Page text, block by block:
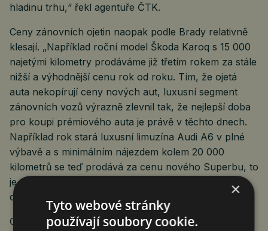
hladinu trhu,“ řekl agentuře ČTK.
Ceny zánovních ojetin naopak podle Brady relativně
klesají. „Například roční model Škoda Karoq s 15 000
najetými kilometry prodáváme již třetím rokem za stále
nižší a výhodnější cenu rok od roku. Tím, že ojetá
auta nekopírují ceny nových aut, luxusní segment
zánovních vozů výrazně zlevnil tak, že nejlepší doba
pro koupi prémiového auta je právě v těchto dnech.
Například rok stará luxusní limuzína Audi A6 v plné
výbavě a s minimálním nájezdem kolem 20 000
kilometrů se teď prodává za cenu nového Superbu, to
je nevídaný pokles ceny u prémiového segmentu,“
dodal Brada.
Objem registrací nových vozů v lednu vzrostl
×
Tyto webové stránky
používají soubory cookie.